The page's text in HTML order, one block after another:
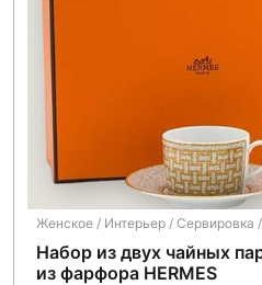
Женское / Интерьер / Сервировка
Набор из двух чайных
из фарфора HERMES